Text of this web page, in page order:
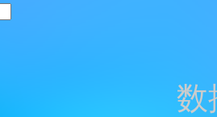
数